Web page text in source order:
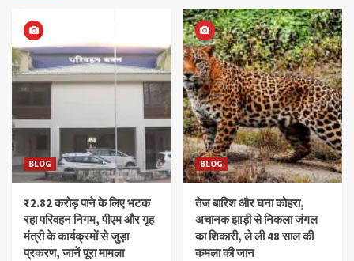
BLOG
₹2.82 करोड़ पाने के लिए भटक
रहा परिवहन निगम, पीएम और गृह
मंत्री के कार्यक्रमों से जुड़ा
प्रकरण, जानें पूरा मामला
BLOG
तेज बारिश और घना कोहरा,
अचानक झाड़ी से निकला जंगल
का शिकारी, ले ली 48 साल की
कमला की जान